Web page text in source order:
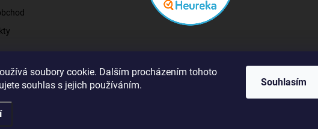
soubory cookie. Dalším procházením tohoto
souhlas s jejich používáním.
Souhlasím